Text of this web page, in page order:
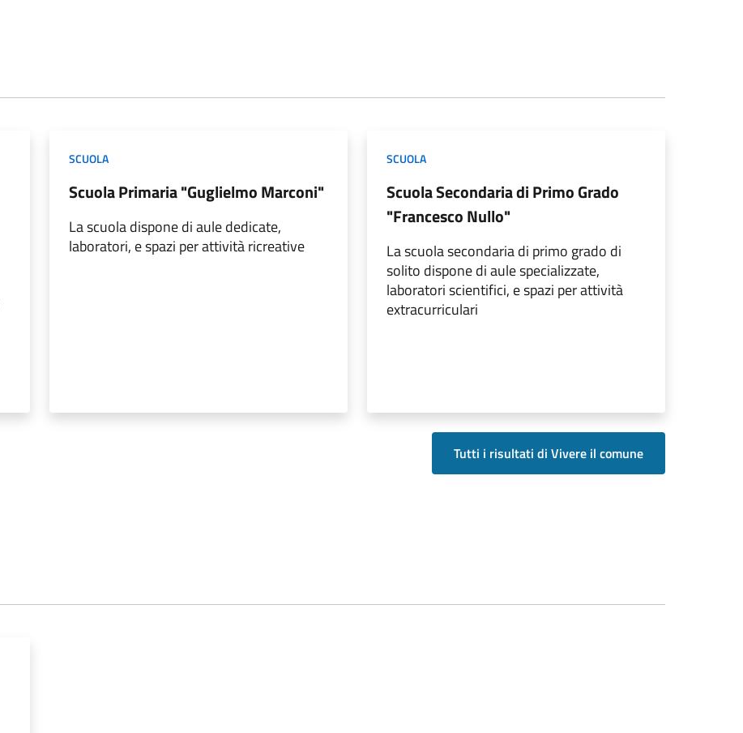
SCUOLA
Scuola Primaria "Guglielmo Marconi"
La scuola dispone di aule dedicate,
laboratori, e spazi per attività ricreative
SCUOLA
Scuola Secondaria di Primo Grado
"Francesco Nullo"
La scuola secondaria di primo grado di
solito dispone di aule specializzate,
laboratori scientifici, e spazi per attività
extracurriculari
Tutti i risultati di Vivere il comune